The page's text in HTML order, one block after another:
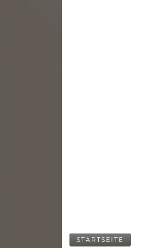
STARTSEITE